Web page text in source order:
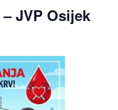
JVP Osijek